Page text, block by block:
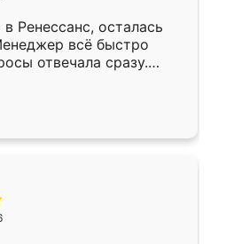
Ренессанс, осталась
всё быстро
отвечала сразу.
субботу, подошёл к
Собрали
аккуратно, даже